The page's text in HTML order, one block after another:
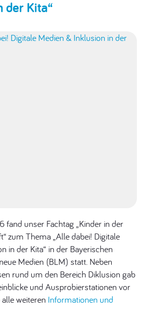
der Kita“
fand unser Fachtag „Kinder in der
zum Thema „Alle dabei! Digitale
in der Kita“ in der Bayerischen
Medien (BLM) statt. Neben
rund um den Bereich Diklusion gab
und Ausprobierstationen vor
weiteren Informationen und